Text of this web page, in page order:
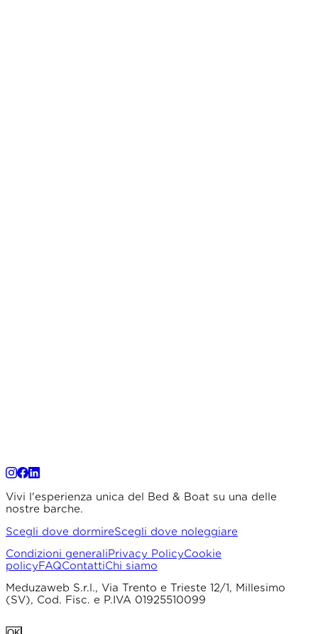
Vivi l'esperienza unica del Bed & Boat su una delle
nostre barche.
Scegli dove dormireScegli dove noleggiare
Condizioni generaliPrivacy PolicyCookie
policyFAQContattiChi siamo
Meduzaweb S.r.l., Via Trento e Trieste 12/1, Millesimo
(SV), Cod. Fisc. e P.IVA 01925510099